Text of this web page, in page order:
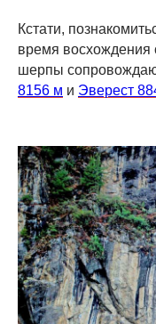
Кстати,
время
шерпы
8156 м и Эверест